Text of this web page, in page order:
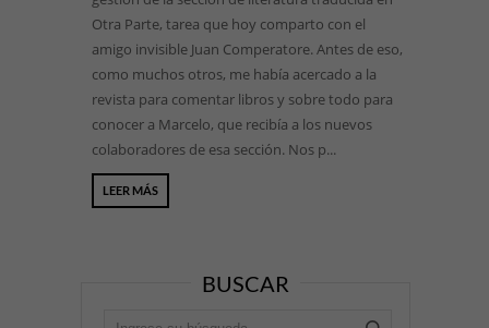
Otra Parte, tarea que hoy comparto con el
amigo invisible Juan Comperatore. Antes de eso,
como muchos otros, me había acercado a la
revista para comentar libros y sobre todo para
conocer a Marcelo, que recibía a los nuevos
colaboradores de esa sección. Nos p...
LEER MÁS
BUSCAR